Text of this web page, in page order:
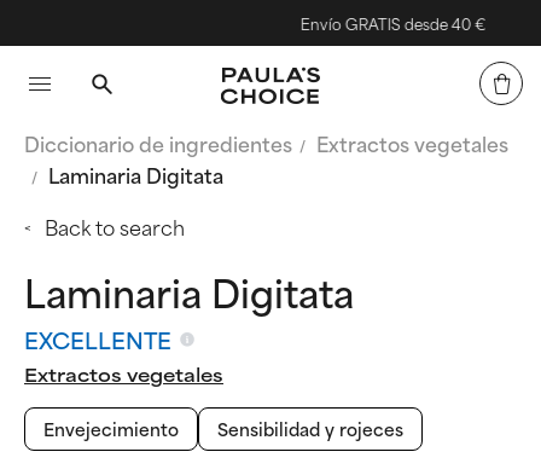
Envío GRATIS desde 40 €
Diccionario de ingredientes
Extractos vegetales
Laminaria Digitata
Back to search
Laminaria Digitata
EXCELLENTE
Extractos vegetales
Envejecimiento
Sensibilidad y rojeces